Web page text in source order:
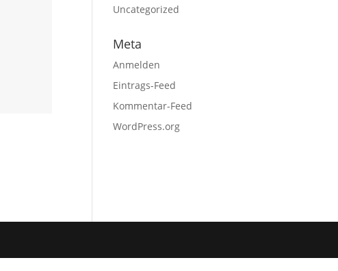
Uncategorized
Meta
Anmelden
Eintrags-Feed
Kommentar-Feed
WordPress.org